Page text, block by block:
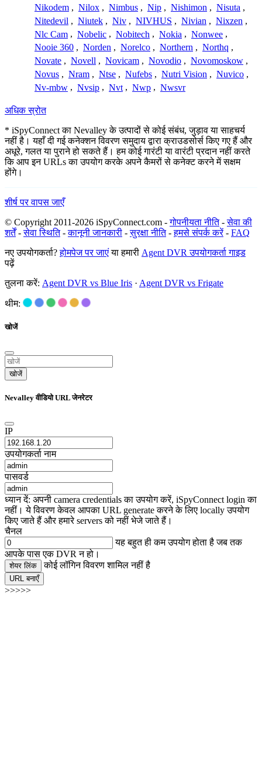
Nikodem , Nilox , Nimbus , Nip , Nishimon , Nisuta ,
Nitedevil , Niutek , Niv , NIVHUS , Nivian , Nixzen ,
Nlc Cam , Nobelic , Nobitech , Nokia , Nonwee ,
Nooie 360 , Norden , Norelco , Northern , Northq ,
Novate , Novell , Novicam , Novodio , Novomoskow ,
Novus , Nram , Ntse , Nufebs , Nutri Vision , Nuvico ,
Nv-mbw , Nvsip , Nvt , Nwp , Nwsvr
अधिक स्रोत
* iSpyConnect का Nevalley के उत्पादों से कोई संबंध, जुड़ाव या साहचर्य
नहीं है। यहाँ दी गई कनेक्शन विवरण समुदाय द्वारा क्राउडसोर्स किए गए हैं और
अधूरे, गलत या पुराने हो सकते हैं। हम कोई गारंटी या वारंटी प्रदान नहीं करते
कि आप इन URLs का उपयोग करके अपने कैमरों से कनेक्ट करने में सक्षम
होंगे।
शीर्ष पर वापस जाएँ
© Copyright 2011-2026 iSpyConnect.com -गोपनीयता नीति-सेवा की
शर्तें-सेवा स्थिति-कानूनी जानकारी -सुरक्षा नीति-हमसे संपर्क करें- FAQ
नए उपयोगकर्ता?होमपेज पर जाएंया हमारी Agent DVR उपयोगकर्ता गाइड
पढ़ें
तुलना करें: Agent DVR vs Blue Iris · Agent DVR vs Frigate
थीम:
खोजें
खोजें
Nevalley वीडियो URL जेनरेटर
IP
उपयोगकर्ता नाम
पासवर्ड
ध्यान दें: अपनी camera credentials का उपयोग करें, iSpyConnect login का
नहीं। ये विवरण केवल आपका URL generate करने के लिए locally उपयोग
किए जाते हैं और हमारे servers को नहीं भेजे जाते हैं।
चैनल
यह बहुत ही कम उपयोग होता है जब तक
आपके पास एक DVR न हो।
शेयर लिंक कोई लॉगिन विवरण शामिल नहीं है
URL बनाएँ
>>>>>